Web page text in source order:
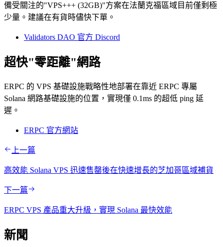
備受關注的"VPS+++ (32GB)"方案在法蘭克福區域目前僅剩極
少量。建議在有貨時儘快下單。
Validators DAO 官方 Discord
超快"零距離"網路
ERPC 的 VPS 基礎設施戰略性地部署在靠近 ERPC 專屬
Solana 網路基礎設施的位置，實現僅 0.1ms 的超低 ping 延
遲。
ERPC 官方網站
上一篇
高效能 Solana VPS 迅速售罄後在快速增長的芝加哥區域補貨
下一篇
ERPC VPS 產品重大升級，實現 Solana 最快效能
新聞